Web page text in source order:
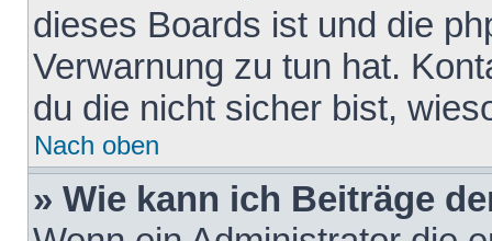
dieses Boards ist und die
Verwarnung zu tun hat.
du die nicht sicher bist,
Nach oben
» Wie kann ich Beiträge